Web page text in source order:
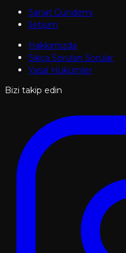
Sanat Gündemi
İletişim
Hakkımızda
Sıkça Sorulan Sorular
Yasal Hükümler
Bizi takip edin